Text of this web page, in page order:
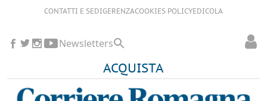
CONTATTI E SEDIGERENZACOOKIES POLICYEDICOLA
ACQUISTA
Newsletters